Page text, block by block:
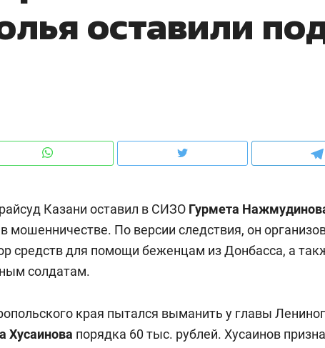
оставили
Казани оставил в СИЗО Гурмета
мошенничестве. По версии следствия, он
средств для помощи беженцам из Донбасса, а
солдатам.
края пытался выманить у главы
Хусаинова порядка 60 тыс. рублей. Хусаинов
Оман?
клиентах и чудных запросах мастеров
Рекомендуем
безопасность в ЖК «Нова»
с